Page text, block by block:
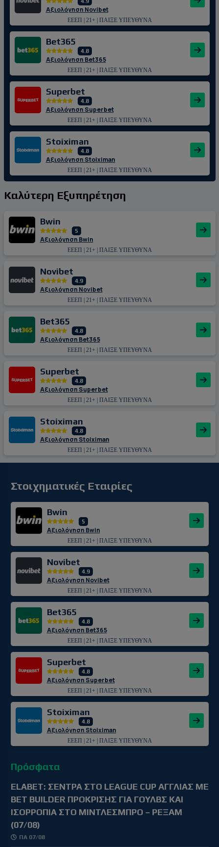
Αξιολόγηση Novibet
ΕΕΕΠ | 21+ | ΠΑΙΞΕ ΥΠΕΥΘΥΝΑ
Bet365
4.8
Αξιολόγηση Bet365
ΕΕΕΠ | 21+ | ΠΑΙΞΕ ΥΠΕΥΘΥΝΑ
Superbet
4.8
Αξιολόγηση Superbet
ΕΕΕΠ | 21+ | ΠΑΙΞΕ ΥΠΕΥΘΥΝΑ
Stoiximan
4.8
Αξιολόγηση Stoiximan
ΕΕΕΠ | 21+ | ΠΑΙΞΕ ΥΠΕΥΘΥΝΑ
Καλύτερη Εξυπηρέτηση
Bwin
5
Αξιολόγηση Bwin
ΕΕΕΠ | 21+ | ΠΑΙΞΕ ΥΠΕΥΘΥΝΑ
Novibet
4.9
Αξιολόγηση Novibet
ΕΕΕΠ | 21+ | ΠΑΙΞΕ ΥΠΕΥΘΥΝΑ
Bet365
4.8
Αξιολόγηση Bet365
ΕΕΕΠ | 21+ | ΠΑΙΞΕ ΥΠΕΥΘΥΝΑ
Superbet
4.8
Αξιολόγηση Superbet
ΕΕΕΠ | 21+ | ΠΑΙΞΕ ΥΠΕΥΘΥΝΑ
Stoiximan
4.8
Αξιολόγηση Stoiximan
ΕΕΕΠ | 21+ | ΠΑΙΞΕ ΥΠΕΥΘΥΝΑ
Στοιχηματικές Εταιρίες
Bwin
5
Αξιολόγηση Bwin
ΕΕΕΠ | 21+ | ΠΑΙΞΕ ΥΠΕΥΘΥΝΑ
Novibet
4.9
Αξιολόγηση Novibet
ΕΕΕΠ | 21+ | ΠΑΙΞΕ ΥΠΕΥΘΥΝΑ
Bet365
4.8
Αξιολόγηση Bet365
ΕΕΕΠ | 21+ | ΠΑΙΞΕ ΥΠΕΥΘΥΝΑ
Superbet
4.8
Αξιολόγηση Superbet
ΕΕΕΠ | 21+ | ΠΑΙΞΕ ΥΠΕΥΘΥΝΑ
Stoiximan
4.8
Αξιολόγηση Stoiximan
ΕΕΕΠ | 21+ | ΠΑΙΞΕ ΥΠΕΥΘΥΝΑ
Πρόσφατα
ELABET: ΣΕΝΤΡΑ ΣΤΟ LEAGUE CUP ΑΓΓΛΙΑΣ ΜΕ
BET BUILDER ΠΡΟΚΡΙΣΗΣ ΓΙΑ ΓΟΥΛΒΣ ΚΑΙ
ΙΣΟΡΡΟΠΙΑ ΣΤΟ ΜΙΝΤΛΕΣΜΠΡΟ – ΡΕΞΑΜ
(07/08)
ΠΑ 07/08